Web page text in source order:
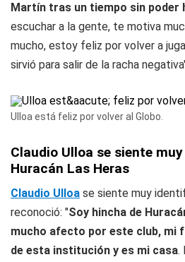
Martín tras un tiempo sin poder
escuchar a la gente, te motiva
mucho, estoy feliz por volver a
sirvió para salir de la racha
Ulloa está feliz por volver al Globo.
Claudio Ulloa se siente
Huracán Las Heras
Claudio Ulloa se siente muy
reconoció: "Soy hincha de
mucho afecto por este club, mi
de esta institución y es mi casa.